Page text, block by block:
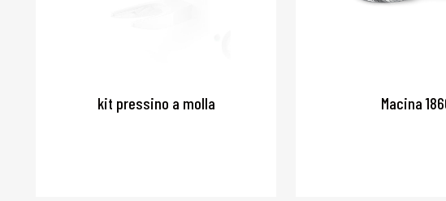
kit pressino a molla Macina